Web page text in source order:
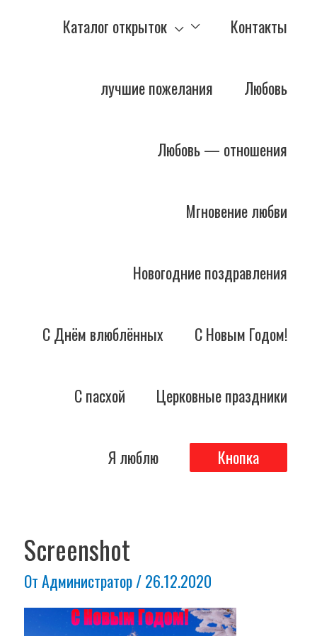
Каталог открыток Контакты
лучшие пожелания Любовь
Любовь — отношения
Мгновение любви
Новогодние поздравления
С Днём влюблённых С Новым Годом!
С пасхой Церковные праздники
Я люблю Кнопка
Screenshot
ОтАдминистратор/26.12.2020
записям